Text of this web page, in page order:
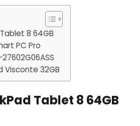
8 64GB
PC Pro
Visconte 32GB
Tablet 8 64GB